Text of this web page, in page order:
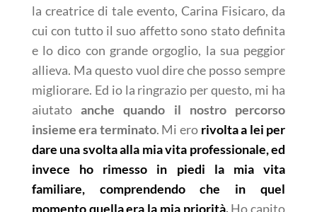
la creatrice di tale evento, Carina Fisicaro, da
cui con tutto il suo affetto sono stato definita
e lo dico con grande orgoglio, la sua peggior
allieva. Ma questo vuol dire che posso sempre
migliorare. Ed io la ringrazio per questo, mi ha
aiutatoanche quando il nostro percorso
insieme era terminato. Mi ero rivolta a lei per
dare una svolta alla mia vita professionale, ed
invece ho rimesso in piedi la mia vita
familiare, comprendendo che in quel
momento quella era la mia priorità. Ho capito